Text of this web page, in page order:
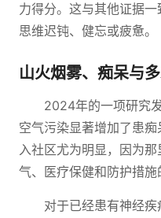
力得分。这与其他证据
思维迟钝、健忘或疲惫。
山火烟雾、痴呆与
2024年的一项研究
空气污染显著增加了患
入社区尤为明显，因为
气、医疗保健和防护措施
对于已经患有神经